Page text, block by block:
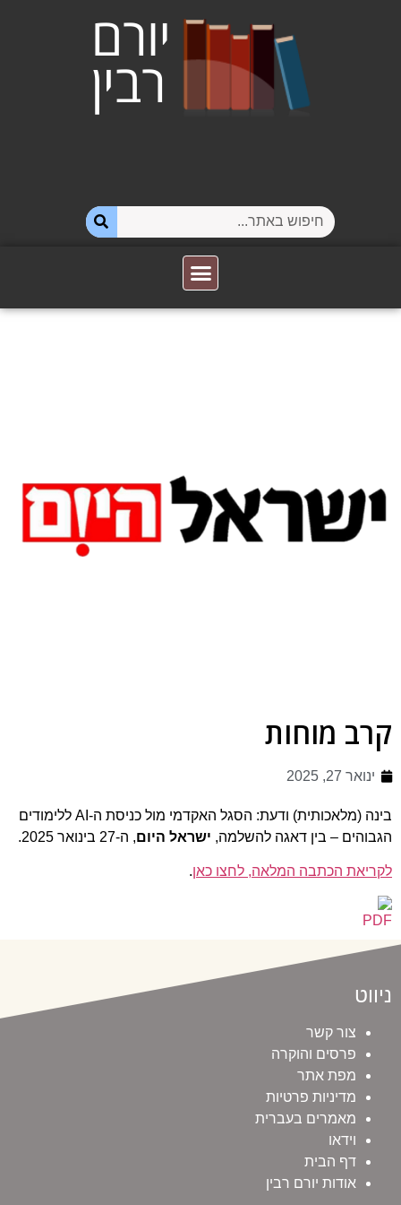
קרב מוחות
ינואר 27, 2025
בינה (מלאכותית) ודעת: הסגל האקדמי מול כניסת ה-AI ללימודים
הגבוהים – בין דאגה להשלמה, ישראל היום, ה-27 בינואר 2025.
לקריאת הכתבה המלאה, לחצו כאן.
ניווט
צור קשר
פרסים והוקרה
מפת אתר
מדיניות פרטיות
מאמרים בעברית
וידאו
דף הבית
אודות יורם רבין